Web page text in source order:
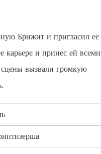
Брижит и пригласил ее
карьере и принес ей
сцены вызвали громкую